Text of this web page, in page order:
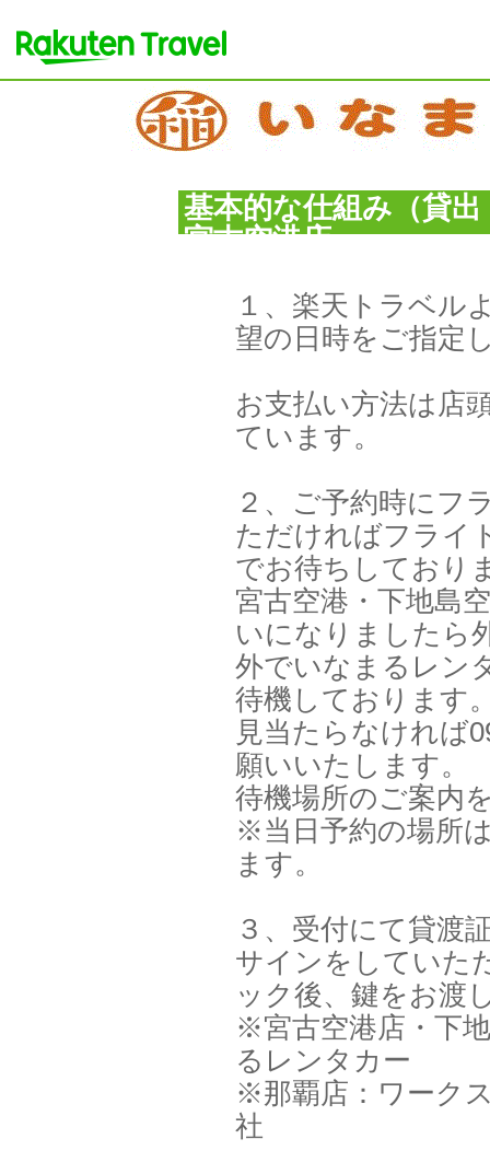
基本的な仕組み（貸
宮古空港店
１、楽天トラベル
望の日時をご指定
お支払い方法は店
ています。
２、ご予約時にフ
ただければフライ
でお待ちしており
宮古空港・下地島
いになりましたら
外でいなまるレン
待機しております
見当たらなければ
願いいたします。
待機場所のご案内
※当日予約の場所
ます。
３、受付にて貸渡
サインをしていた
ック後、鍵をお渡
※宮古空港店・下
るレンタカー
※那覇店：ワーク
社